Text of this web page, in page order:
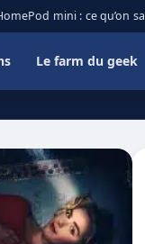
mini : ce qu’on sait
Le farm du geek